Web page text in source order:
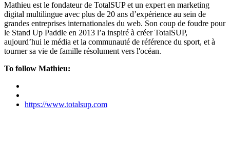
Mathieu est le fondateur de TotalSUP et un expert en marketing
digital multilingue avec plus de 20 ans d’expérience au sein de
grandes entreprises internationales du web. Son coup de foudre pour
le Stand Up Paddle en 2013 l’a inspiré à créer TotalSUP,
aujourd’hui le média et la communauté de référence du sport, et à
tourner sa vie de famille résolument vers l'océan.
To follow Mathieu:
https://www.totalsup.com